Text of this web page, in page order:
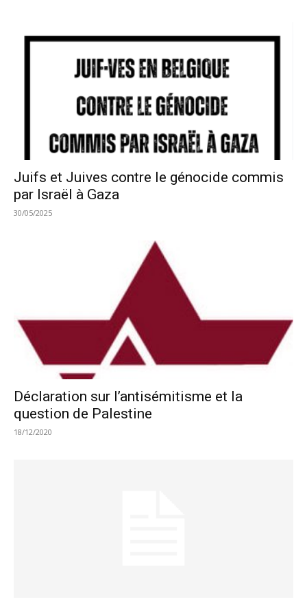
Juifs et Juives contre le génocide commis
par Israël à Gaza
30/05/2025
Déclaration sur l’antisémitisme et la
question de Palestine
18/12/2020